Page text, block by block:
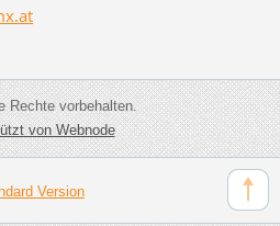
.at
Rechte vorbehalten.
von Webnode
Version